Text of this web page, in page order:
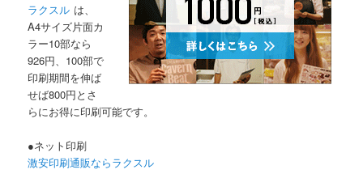
ラクスル は、
A4サイズ片面カ
ラー10部なら
926円、100部で
印刷期間を伸ば
せば800円とさ
らにお得に印刷可能です。
●ネット印刷
激安印刷通販ならラクスル